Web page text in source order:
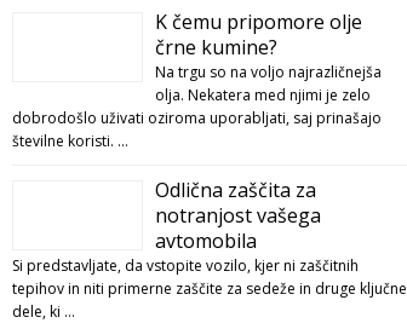
K čemu pripomore olje
črne kumine?
Na trgu so na voljo najrazličnejša
olja. Nekatera med njimi je zelo
dobrodošlo uživati oziroma uporabljati, saj prinašajo
številne koristi. …
Odlična zaščita za
notranjost vašega
avtomobila
Si predstavljate, da vstopite vozilo, kjer ni zaščitnih
tepihov in niti primerne zaščite za sedeže in druge ključne
dele, ki …